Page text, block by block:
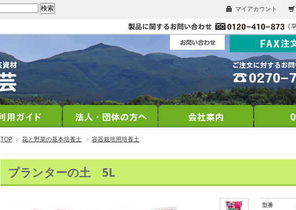
マイアカウント
TOP > 花と野菜の基本培養土 > 容器栽培用培養土
プランターの土 5L
型番